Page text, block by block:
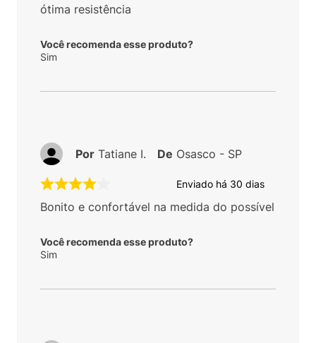
ótima resistência
Você recomenda esse produto?
Sim
Enviado há 30 dias
Bonito e confortável na medida do possível
Você recomenda esse produto?
Sim
Por Tatiane I. De Osasco - SP